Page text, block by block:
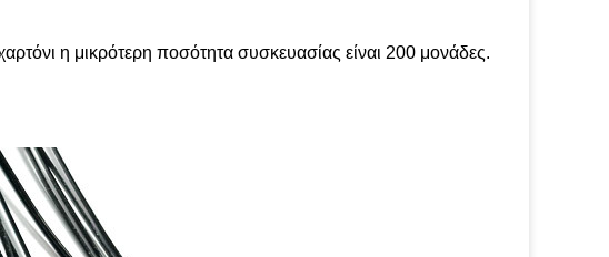
η μικρότερη ποσότητα συσκευασίας είναι 200 μονάδες.